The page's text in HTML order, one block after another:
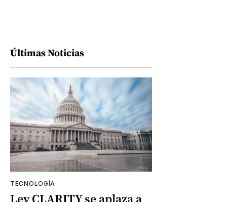
Últimas Noticias
TECNOLOGÍA